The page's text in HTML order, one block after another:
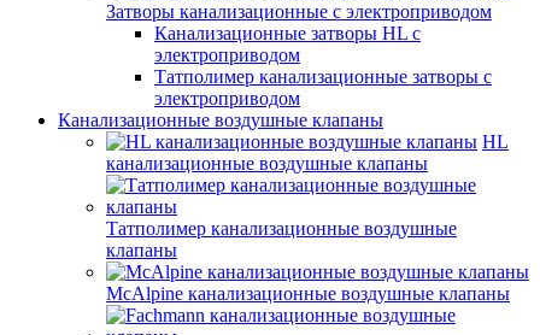
Затворы канализационные с электроприводом
Канализационные затворы HL с
электроприводом
Татполимер канализационные затворы с
электроприводом
Канализационные воздушные клапаны
HL
канализационные воздушные клапаны
Татполимер канализационные воздушные
клапаны
McAlpine канализационные воздушные клапаны